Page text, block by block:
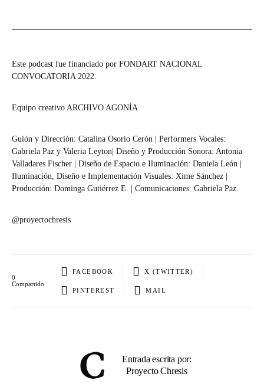
Este podcast fue financiado por FONDART NACIONAL
CONVOCATORIA 2022.
Equipo creativo ARCHIVO AGONÍA
Guión y Dirección: Catalina Osorio Cerón | Performers Vocales:
Gabriela Paz y Valeria Leyton| Diseño y Producción Sonora: Antonia
Valladares Fischer | Diseño de Espacio e Iluminación: Daniela León |
Iluminación, Diseño e Implementación Visuales: Xime Sánchez |
Producción: Dominga Gutiérrez E. | Comunicaciones: Gabriela Paz.
@proyectochresis
0
Compartido
FACEBOOK X (TWITTER)
PINTEREST MAIL
Entrada escrita por:
Proyecto Chresis